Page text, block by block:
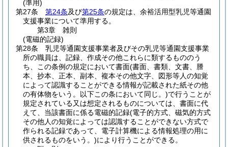
(準用)
第27条
第24条及び第25条の規定は、余裕活用型乳児等通園
支援事業について準用する。
第3章
雑則
(電磁的記録)
第28条
乳児等通園支援事業者及びその乳児等通園支援事業
所の職員は、記録、作成その他これらに類するもののう
ち、この条例の規定において書面(書面、書類、文書、謄
本、抄本、正本、副本、複本その他文字、図形等人の知覚
によって認識することができる情報が記載された紙その他
の有体物をいう。以下この条において同じ。)で行うことが
規定されている又は想定されるものについては、書面に代
えて、当該書面に係る電磁的記録(電子的方式、磁気的方式
その他人の知覚によっては認識することができない方式で
作られる記録であって、電子計算機による情報処理の用に
供されるものをいう。)により行うことができる。